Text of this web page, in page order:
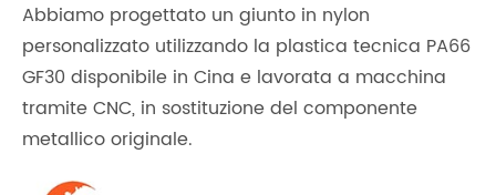
Abbiamo progettato un giunto in nylon
personalizzato utilizzando la plastica tecnica PA66
GF30 disponibile in Cina e lavorata a macchina
tramite CNC, in sostituzione del componente
metallico originale.